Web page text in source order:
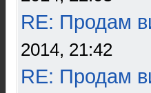
RE: Продам
2014, 21:42
RE: Продам